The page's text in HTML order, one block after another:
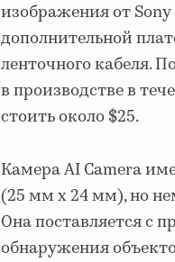
изображения от
дополнительной
ленточного кабеля.
в производстве в
стоить около $25.
Камера AI Camera
(25 мм x 24 мм), но
Она поставляется с
обнаружения